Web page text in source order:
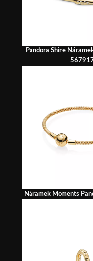
Pandora Shine
Náramek Moments